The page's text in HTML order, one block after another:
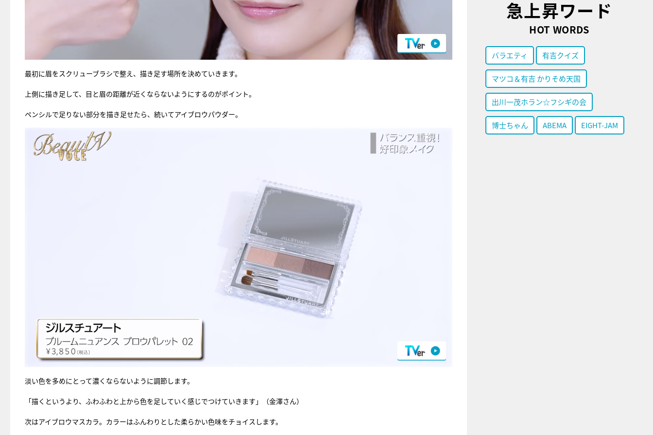
最初に眉をスクリューブラシで整え、描き足す場所を決めていきます。
上側に描き足して、目と眉の距離が近くならないようにするのがポイント。
ペンシルで足りない部分を描き足せたら、続いてアイブロウパウダー。
淡い色を多めにとって濃くならないように調節します。
「描くというより、ふわふわと上から色を足していく感じでつけていきます」（金澤さん）
次はアイブロウマスカラ。カラーはふんわりとした柔らかい色味をチョイスします。
急上昇ワード
HOT WORDS
バラエティ 有吉クイズ
マツコ＆有吉 かりそめ天国
出川一茂ホラン☆フシギの会
博士ちゃん ABEMA EIGHT-JAM